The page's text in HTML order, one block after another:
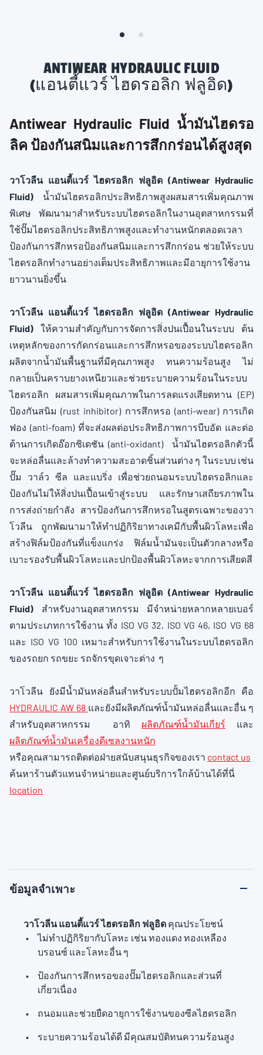
ANTIWEAR HYDRAULIC FLUID
(แอนตี้แวร์ ไฮดรอลิก ฟลูอิด)
Antiwear Hydraulic Fluid น้ำมันไฮดรอ
ลิค ป้องกันสนิมและการสึกกร่อนได้สูงสุด
วาโวลีน แอนตี้แวร์ ไฮดรอลิก ฟลูอิด (Antiwear Hydraulic
Fluid) น้ำมันไฮดรอลิกประสิทธิภาพสูงผสมสารเพิ่มคุณภาพ
พิเศษ พัฒนามาสำหรับระบบไฮดรอลิกในงานอุตสาหกรรมที่
ใช้ปั๊มไฮดรอลิกประสิทธิภาพสูงและทำงานหนักตลอดเวลา
ป้องกันการสึกหรอป้องกันสนิมและการสึกกร่อน ช่วยให้ระบบ
ไฮดรอลิกทำงานอย่างเต็มประสิทธิภาพและมีอายุการใช้งาน
ยาวนานยิ่งขึ้น
วาโวลีน แอนตี้แวร์ ไฮดรอลิก ฟลูอิด (Antiwear Hydraulic
Fluid) ให้ความสำคัญกับการจัดการสิ่งปนเปื้อนในระบบ ต้น
เหตุหลักของการกัดกร่อนและการสึกหรอของระบบไฮดรอลิก
ผลิตจากน้ำมันพื้นฐานที่มีคุณภาพสูง ทนความร้อนสูง ไม่
กลายเป็นคราบยางเหนียวและช่วยระบายความร้อนในระบบ
ไฮดรอลิก ผสมสารเพิ่มคุณภาพในการลดแรงเสียดทาน (EP)
ป้องกันสนิม (rust inhibitor) การสึกหรอ (anti-wear) การเกิด
ฟอง (anti-foam) ที่จะส่งผลต่อประสิทธิภาพการบีบอัด และต่อ
ต้านการเกิดอ๊อกซิเดชัน (anti-oxidant) น้ำมันไฮดรอลิกตัวนี้
จะหล่อลื่นและล้างทำความสะอาดชิ้นส่วนต่าง ๆ ในระบบ เช่น
ปั๊ม วาล์ว ซีล และแบริ่ง เพื่อช่วยถนอมระบบไฮดรอลิกและ
ป้องกันไม่ให้สิ่งปนเปื้อนเข้าสู่ระบบ และรักษาเสถียรภาพใน
การส่งถ่ายกำลัง สารป้องกันการสึกหรอในสูตรเฉพาะของวา
โวลีน ถูกพัฒนามาให้ทำปฏิกิริยาทางเคมีกับพื้นผิวโลหะเพื่อ
สร้างฟิล์มป้องกันที่แข็งแกร่ง ฟิล์มน้ำมันจะเป็นตัวกลางหรือ
เบาะรองรับพื้นผิวโลหะและปกป้องพื้นผิวโลหะจากการเสียดสี
วาโวลีน แอนตี้แวร์ ไฮดรอลิก ฟลูอิด (Antiwear Hydraulic
Fluid) สำหรับงานอุตสาหกรรม มีจำหน่ายหลากหลายเบอร์
ตามประเภทการใช้งาน ทั้ง ISO VG 32, ISO VG 46, ISO VG 68
และ ISO VG 100 เหมาะสำหรับการใช้งานในระบบไฮดรอลิก
ของรถยก รถขยะ รถจักรขุดเจาะต่าง ๆ
วาโวลีน ยังมีน้ำมันหล่อลื่นสำหรับระบบปั้มไฮดรอลิกอีก คือ
HYDRAULIC AW 68 และยังมีผลิตภัณฑ์น้ำมันหล่อลื่นและอื่น ๆ
สำหรับอุตสาหกรรม อาทิ ผลิตภัณฑ์น้ำมันเกียร์ และ
ผลิตภัณฑ์น้ำมันเครื่องดีเซลงานหนัก
หรือคุณสามารถติดต่อฝ่ายสนับสนุนธุรกิจของเรา contact us
ค้นหาร้านตัวแทนจำหน่ายและศูนย์บริการใกล้บ้านได้ที่นี่
location
ข้อมูลจำเพาะ
วาโวลีน แอนตี้แวร์ ไฮดรอลิก ฟลูอิด คุณประโยชน์
ไม่ทำปฏิกิริยากับโลหะ เช่น ทองแดง ทองเหลือง
บรอนซ์ และโลหะอื่น ๆ
ป้องกันการสึกหรอของปั๊มไฮดรอลิกและส่วนที่
เกี่ยวเนื่อง
ถนอมและช่วยยืดอายุการใช้งานของซีลไฮดรอลิก
ระบายความร้อนได้ดี มีคุณสมบัติทนความร้อนสูง